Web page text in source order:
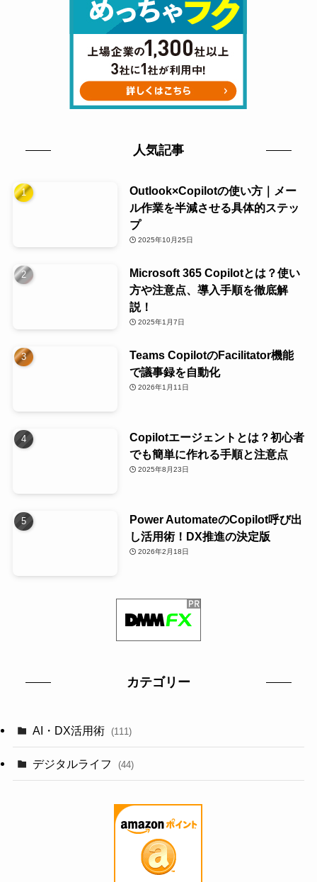
人気記事
Outlook×Copilotの使い方｜メー
ル作業を半減させる具体的ステッ
プ
2025年10月25日
Microsoft 365 Copilotとは？使い
方や注意点、導入手順を徹底解
説！
2025年1月7日
Teams CopilotのFacilitator機能
で議事録を自動化
2026年1月11日
Copilotエージェントとは？初心者
でも簡単に作れる手順と注意点
2025年8月23日
Power AutomateのCopilot呼び出
し活用術！DX推進の決定版
2026年2月18日
カテゴリー
AI・DX活用術 (111)
デジタルライフ (44)